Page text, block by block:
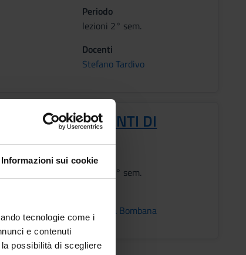
Informazioni sui cookie
tecnologie come i
e contenuti
possibilità di scegliere
Periodo
lezioni 2° sem.
Docenti
Stefano Tardivo
NEGLI AMBIENTI DI
Periodo
lezioni 2° sem.
Susanna Bombana